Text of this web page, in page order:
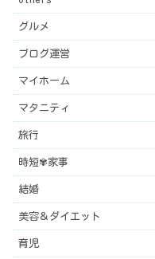
グルメ
ブログ運営
マイホーム
マタニティ
旅行
時短✾家事
結婚
美容＆ダイエット
育児